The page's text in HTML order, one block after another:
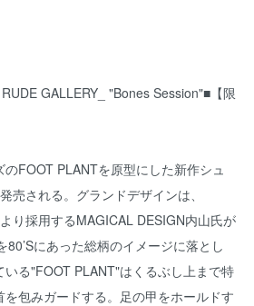
GALLERY_ "Bones Session"■【限
FOOT PLANTを原型にした新作シュ
売される。グランドデザインは、
り採用するMAGICAL DESIGN内山氏が
80’Sにあった総柄のイメージに落とし
る"FOOT PLANT"はくるぶし上まで特
包みガードする。足の甲をホールドす